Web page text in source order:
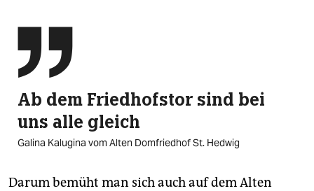

Ab dem Friedhofstor sind bei
uns alle gleich
Galina Kalugina vom Alten Domfriedhof St. Hedwig
Darum bemüht man sich auch auf dem Alten